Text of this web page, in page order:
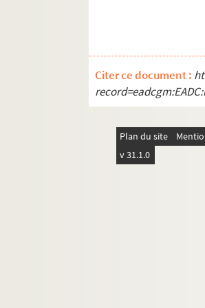
Ms 1766-
Ms 1766-
Ms 1766-
Ms 1766-
Ms 1766-
Ms 1766-
Citer ce document :
Plan du site
v 31.1.0